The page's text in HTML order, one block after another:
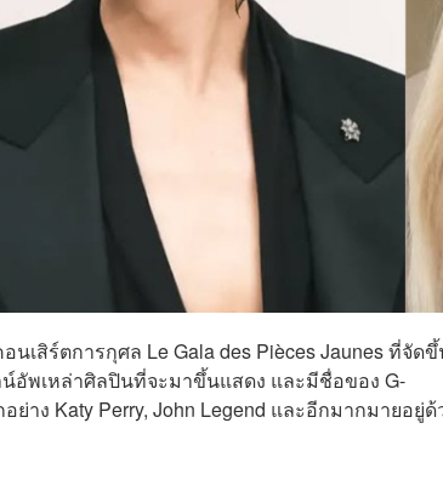
เสิร์ตการกุศล Le Gala des Pièces Jaunes ที่จัด
อัพเหล่าศิลปินที่จะมาขึ้นแสดง และมีชื่อของ G-
าง Katy Perry, John Legend และอีกมากมายอยู่ด้